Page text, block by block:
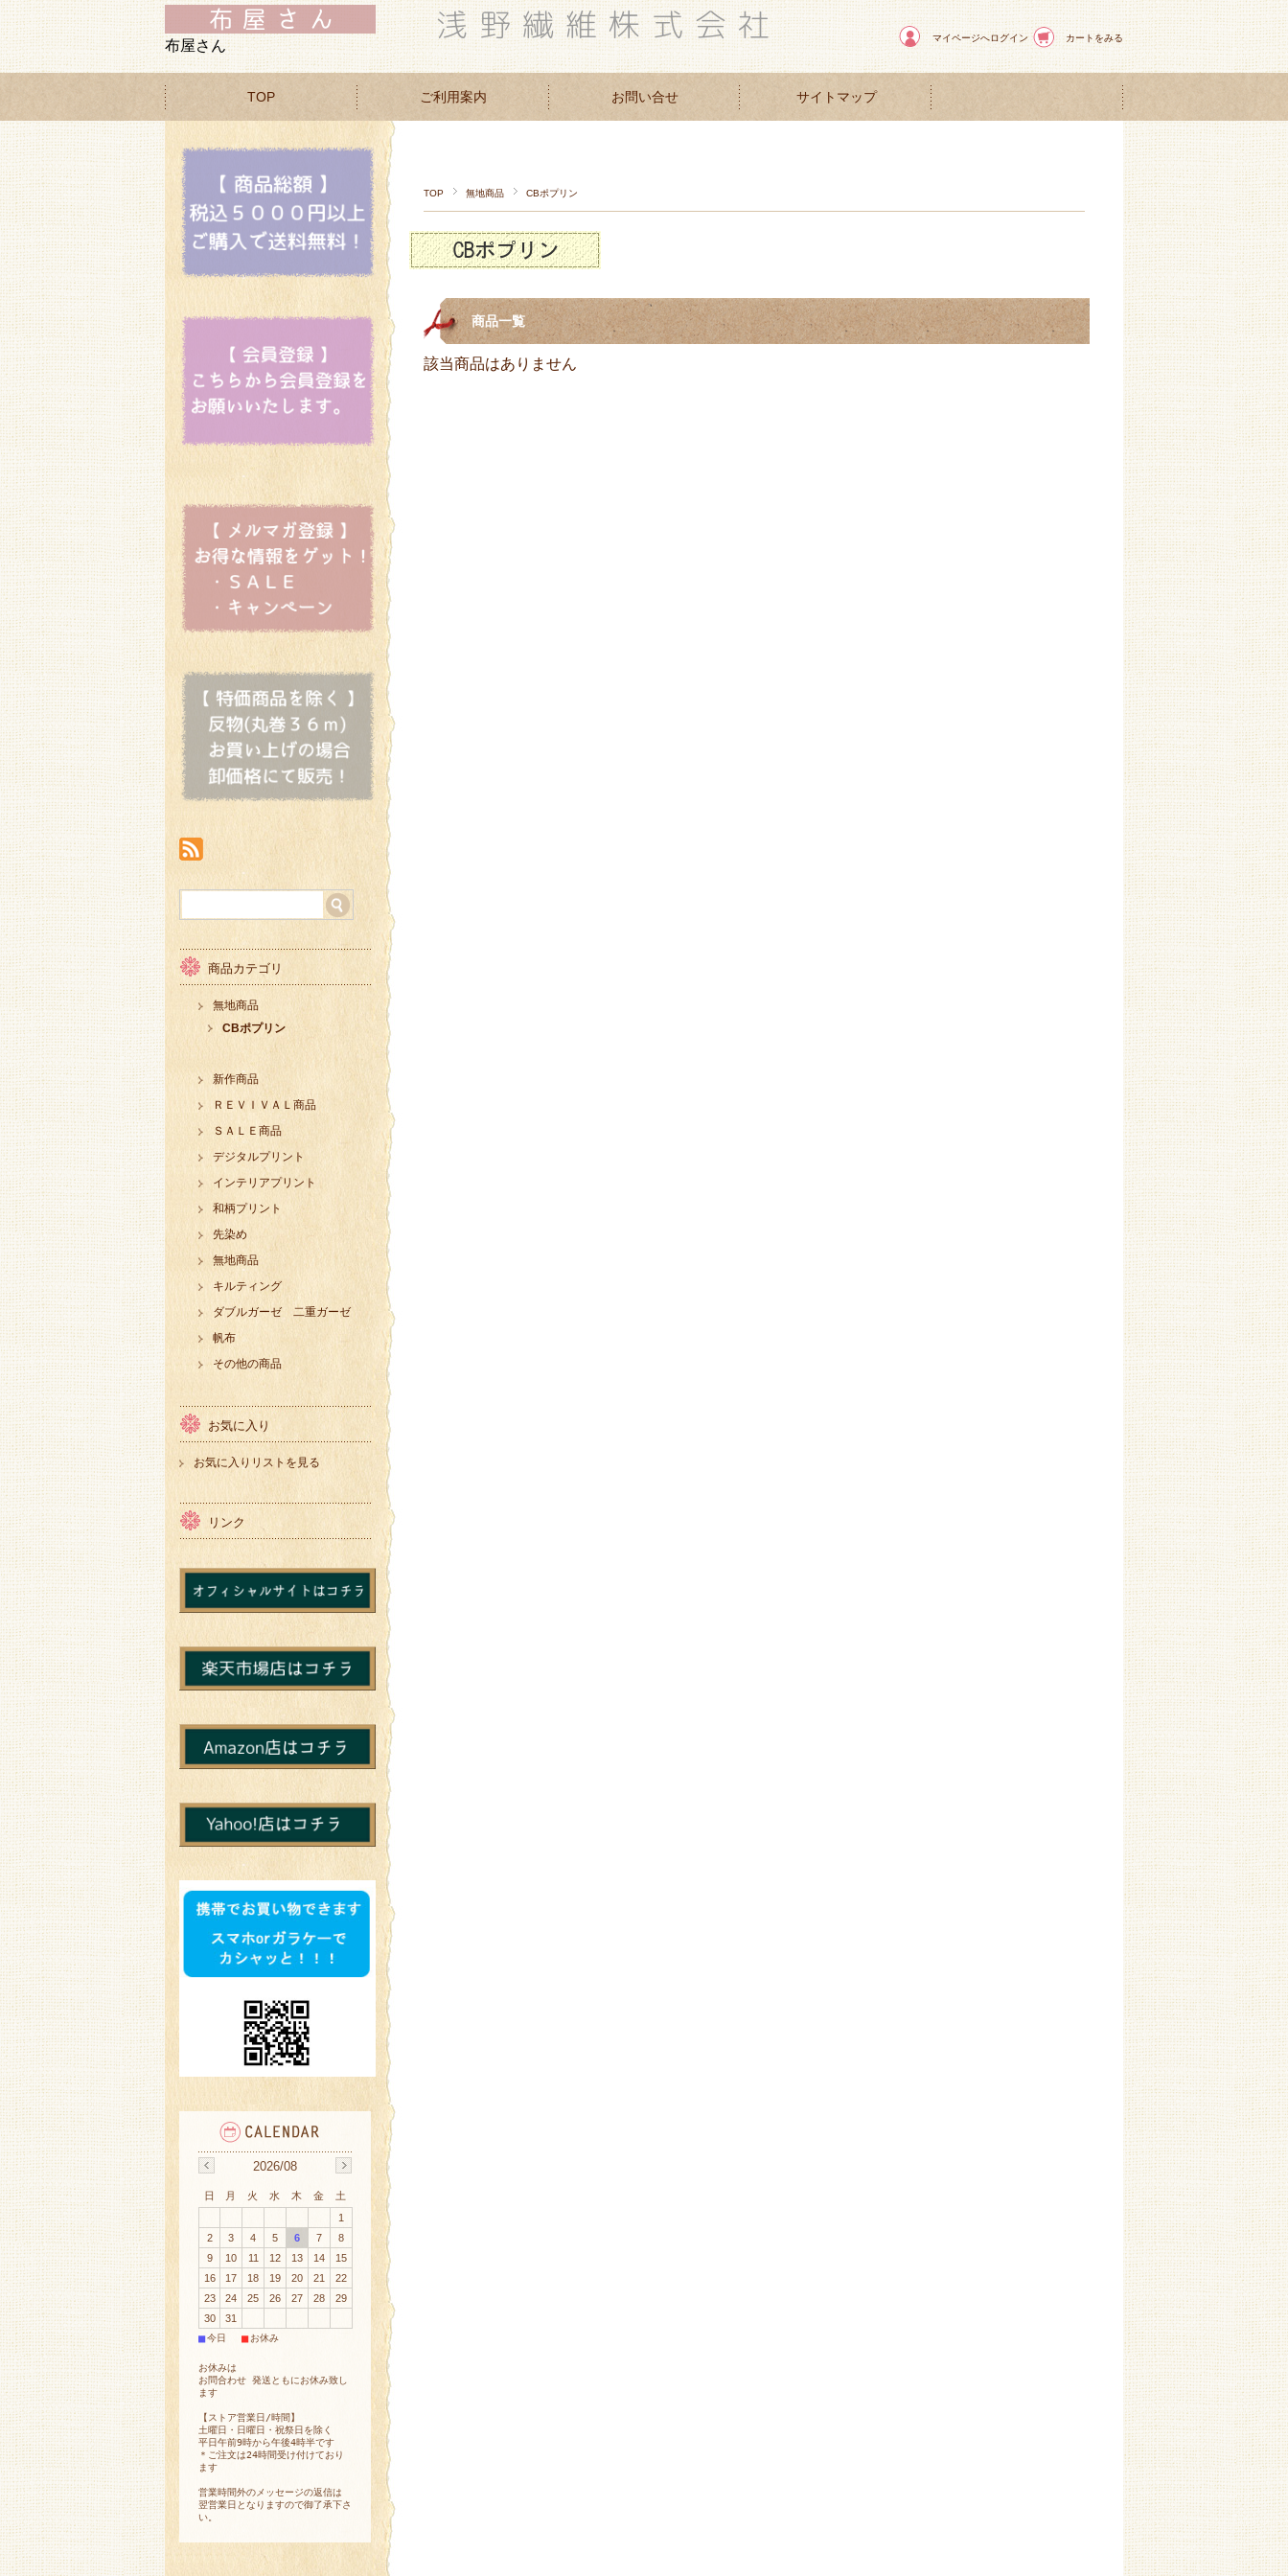
布屋さん マイページへログイン カートをみる
TOP ご利用案内 お問い合せ サイトマップ
TOP 無地商品 CBポプリン
商品一覧
該当商品はありません
商品カテゴリ
無地商品
CBポプリン
新作商品
ＲＥＶＩＶＡＬ商品
ＳＡＬＥ商品
デジタルプリント
インテリアプリント
和柄プリント
先染め
無地商品
キルティング
ダブルガーゼ 二重ガーゼ
帆布
その他の商品
お気に入り
お気に入りリストを見る
リンク
2026/08
日 月 火 水 木 金
土
1
2
3 4 5 6 7
8
9
10 11 12 13 14
15
16
17 18 19 20 21
22
23
24 25 26 27 28
29
30
31
■今日 ■お休み
お休みは
お問合わせ 発送ともにお休み致し
ます
【ストア営業日/時間】
土曜日・日曜日・祝祭日を除く
平日午前9時から午後4時半です
＊ご注文は24時間受け付けており
ます
営業時間外のメッセージの返信は
翌営業日となりますので御了承下さ
い。